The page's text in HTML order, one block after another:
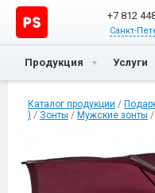
+7 812
Санкт-
Продукция Услуги
Каталог продукции /
) / Зонты / Мужские зонты /